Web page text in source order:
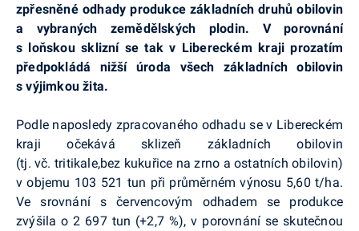
zpřesněné odhady produkce základních druhů obilovin
a vybraných zemědělských plodin. V porovnání
s loňskou sklizní se tak v Libereckém kraji prozatím
předpokládá nižší úroda všech základních obilovin
s výjimkou žita.
Podle naposledy zpracovaného odhadu se v Libereckém
kraji očekává sklizeň základních obilovin
(tj. vč. tritikale,bez kukuřice na zrno a ostatních obilovin)
v objemu 103 521 tun při průměrném výnosu 5,60 t/ha.
Ve srovnání s červencovým odhadem se produkce
zvýšila o 2 697 tun (+2,7 %), v porovnání se skutečnou